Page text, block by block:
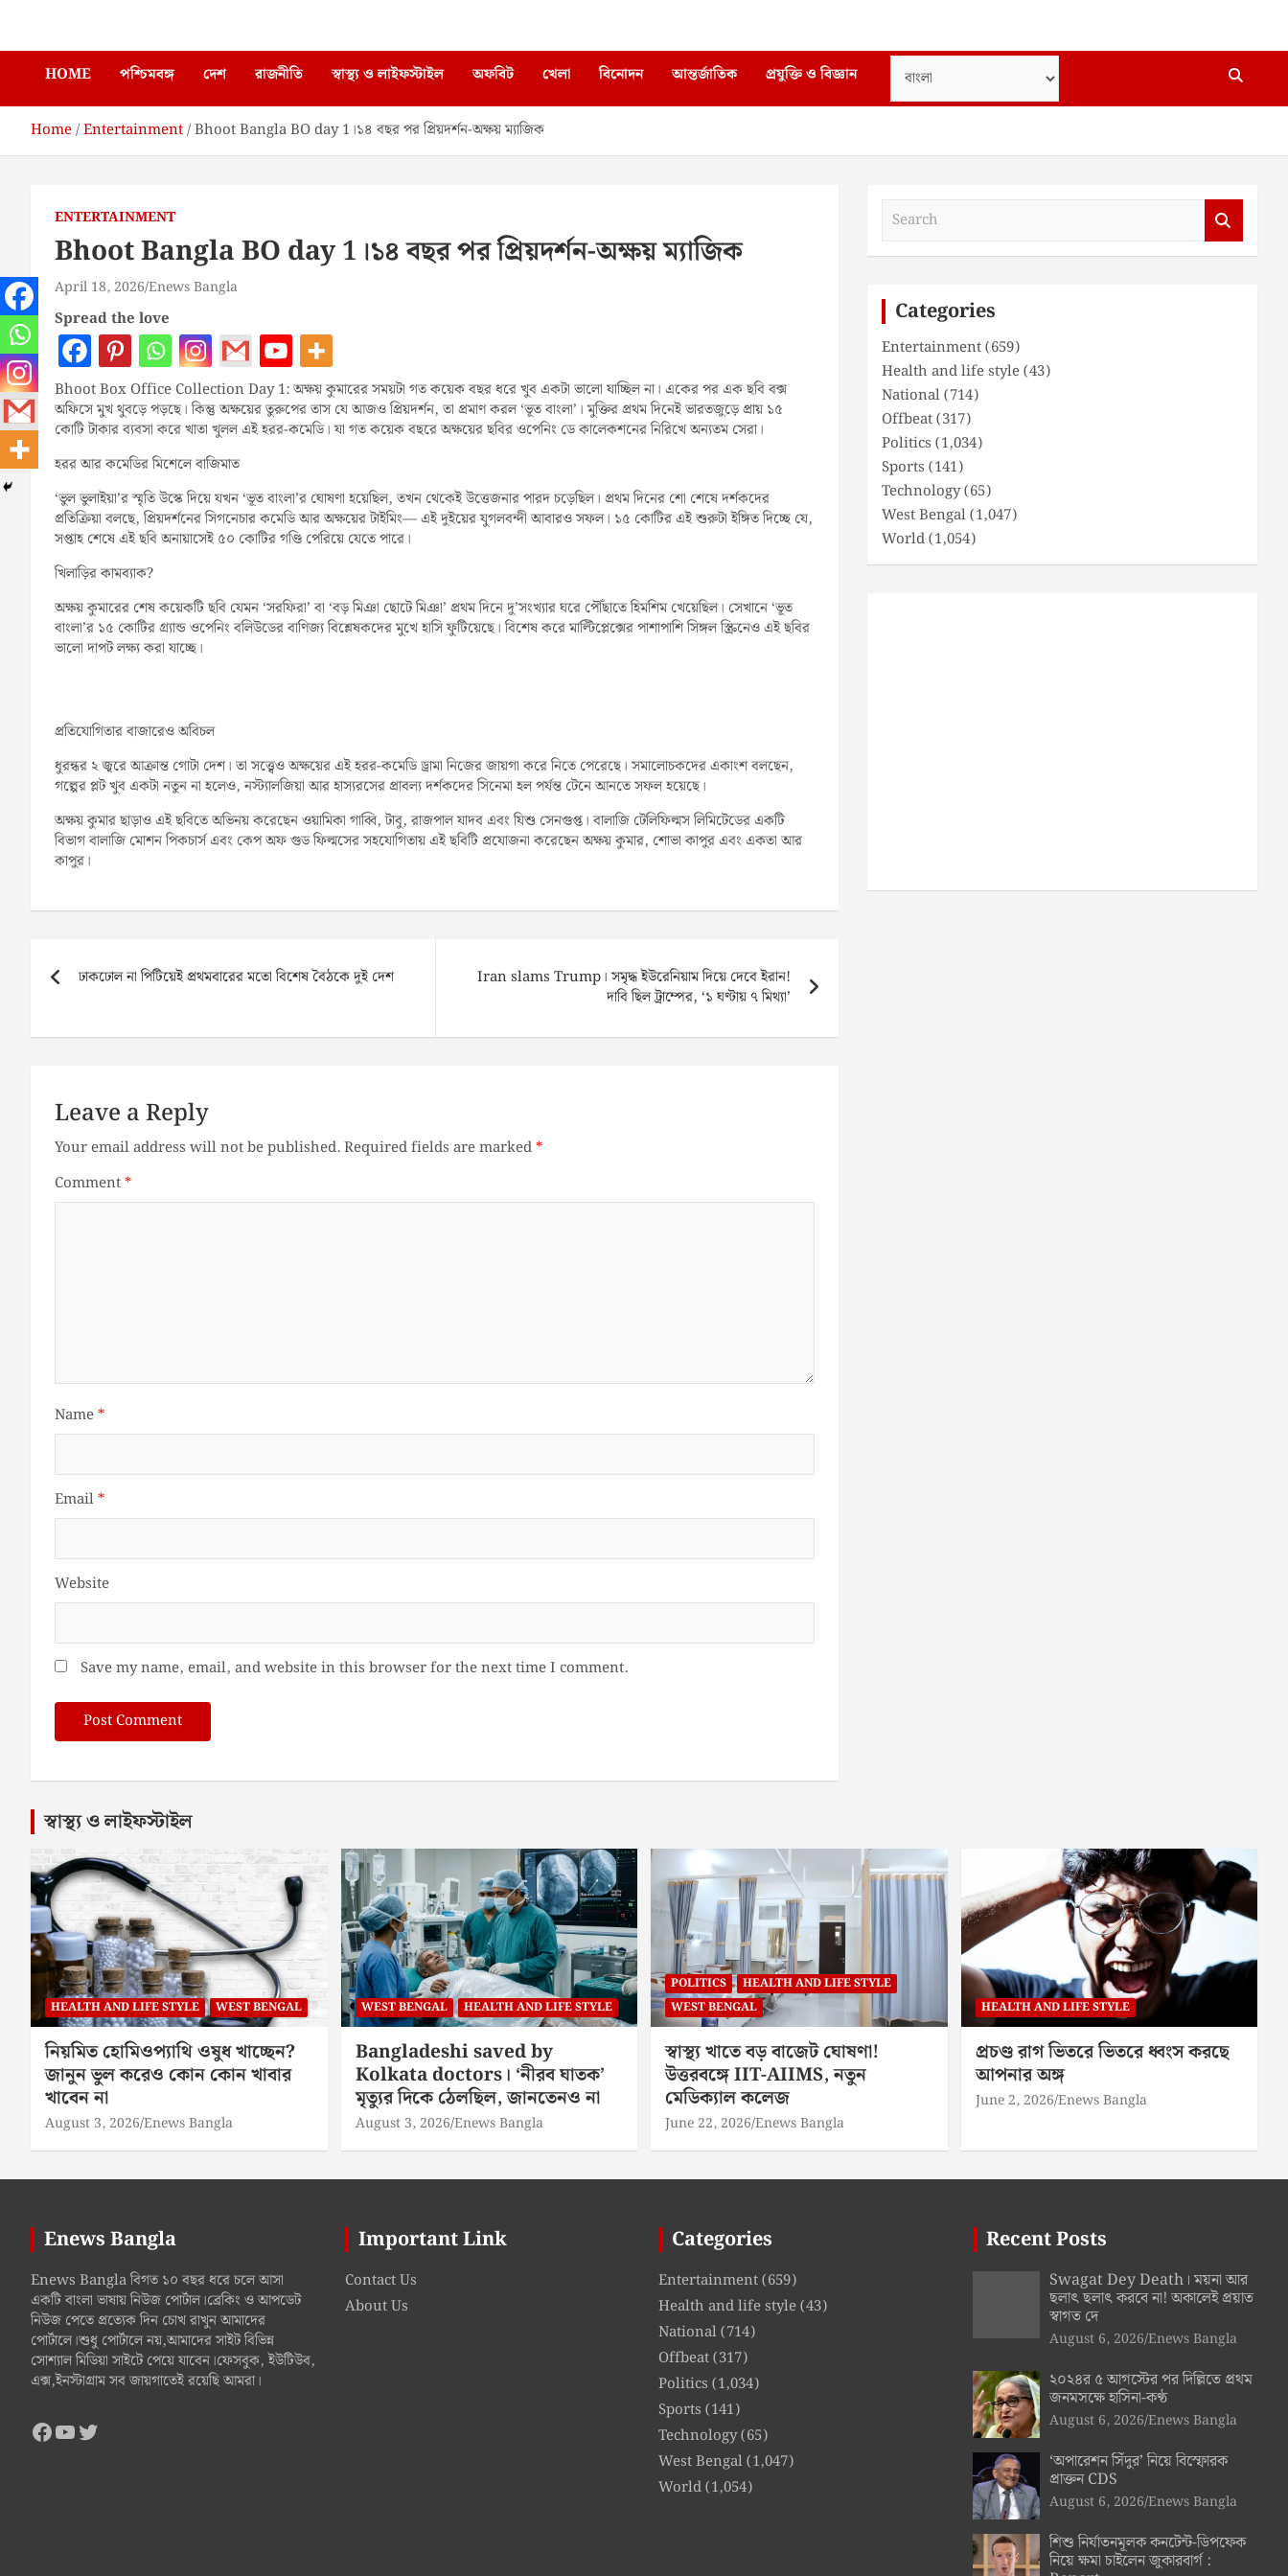
content
Enews Bangla
HOME পশ্চিমবঙ্গ দেশ রাজনীতি স্বাস্থ্য ও লাইফস্টাইল অফবিট খেলা বিনোদন আন্তর্জাতিক প্রযুক্তি ও বিজ্ঞান
Home Entertainment Bhoot Bangla BO day 1।১৪ বছর পর প্রিয়দর্শন-অক্ষয় ম্যাজিক
ENTERTAINMENT
Bhoot Bangla BO day 1।১৪ বছর পর প্রিয়দর্শন-অক্ষয় ম্যাজিক
April 18, 2026 Enews Bangla
Spread the love
Bhoot Box Office Collection Day 1: অক্ষয় কুমারের সময়টা গত কয়েক বছর ধরে খুব একটা ভালো যাচ্ছিল না। একের পর এক ছবি বক্স
অফিসে মুখ থুবড়ে পড়ছে। কিন্তু অক্ষয়ের তুরুপের তাস যে আজও প্রিয়দর্শন, তা প্রমাণ করল ‘ভূত বাংলা’। মুক্তির প্রথম দিনেই ভারতজুড়ে প্রায় ১৫
কোটি টাকার ব্যবসা করে খাতা খুলল এই হরর-কমেডি। যা গত কয়েক বছরে অক্ষয়ের ছবির ওপেনিং ডে কালেকশনের নিরিখে অন্যতম সেরা।
হরর আর কমেডির মিশেলে বাজিমাত
‘ভুল ভুলাইয়া’র স্মৃতি উস্কে দিয়ে যখন ‘ভূত বাংলা’র ঘোষণা হয়েছিল, তখন থেকেই উত্তেজনার পারদ চড়েছিল। প্রথম দিনের শো শেষে দর্শকদের
প্রতিক্রিয়া বলছে, প্রিয়দর্শনের সিগনেচার কমেডি আর অক্ষয়ের টাইমিং— এই দুইয়ের যুগলবন্দী আবারও সফল। ১৫ কোটির এই শুরুটা ইঙ্গিত দিচ্ছে যে,
সপ্তাহ শেষে এই ছবি অনায়াসেই ৫০ কোটির গণ্ডি পেরিয়ে যেতে পারে।
খিলাড়ির কামব্যাক?
অক্ষয় কুমারের শেষ কয়েকটি ছবি যেমন ‘সরফিরা’ বা ‘বড় মিঞা ছোটে মিঞা’ প্রথম দিনে দু’সংখ্যার ঘরে পৌঁছাতে হিমশিম খেয়েছিল। সেখানে ‘ভূত
বাংলা’র ১৫ কোটির গ্র্যান্ড ওপেনিং বলিউডের বাণিজ্য বিশ্লেষকদের মুখে হাসি ফুটিয়েছে। বিশেষ করে মাল্টিপ্লেক্সের পাশাপাশি সিঙ্গল স্ক্রিনেও এই ছবির
ভালো দাপট লক্ষ্য করা যাচ্ছে।
প্রতিযোগিতার বাজারেও অবিচল
ধুরন্ধর ২ জ্বরে আক্রান্ত গোটা দেশ। তা সত্ত্বেও অক্ষয়ের এই হরর-কমেডি ড্রামা নিজের জায়গা করে নিতে পেরেছে। সমালোচকদের একাংশ বলছেন,
গল্পের প্লট খুব একটা নতুন না হলেও, নস্ট্যালজিয়া আর হাস্যরসের প্রাবল্য দর্শকদের সিনেমা হল পর্যন্ত টেনে আনতে সফল হয়েছে।
অক্ষয় কুমার ছাড়াও এই ছবিতে অভিনয় করেছেন ওয়ামিকা গাব্বি, টাবু, রাজপাল যাদব এবং যিশু সেনগুপ্ত। বালাজি টেলিফিল্মস লিমিটেডের একটি
বিভাগ বালাজি মোশন পিকচার্স এবং কেপ অফ গুড ফিল্মসের সহযোগিতায় এই ছবিটি প্রযোজনা করেছেন অক্ষয় কুমার, শোভা কাপুর এবং একতা আর
কাপুর।
navigation
ঢাকঢোল না পিটিয়েই প্রথমবারের মতো বিশেষ বৈঠকে দুই দেশ
Iran slams Trump। সমৃদ্ধ ইউরেনিয়াম দিয়ে দেবে ইরান!
দাবি ছিল ট্রাম্পের, ‘১ ঘণ্টায় ৭ মিথ্যা’
Leave a Reply
Your email address will not be published.Required fields are marked*
Comment*
Name*
Email*
Website
Save my name, email, and website in this browser for the next time I comment.
Categories
Entertainment(659)
Health and life style(43)
National(714)
Offbeat(317)
Politics (1,034)
Sports (141)
Technology(65)
West Bengal(1,047)
World(1,054)
স্বাস্থ্য ও লাইফস্টাইল
HEALTH AND LIFE STYLE WEST BENGAL
নিয়মিত হোমিওপ্যাথি ওষুধ খাচ্ছেন?
জানুন ভুল করেও কোন কোন খাবার
খাবেন না
August 3, 2026 Enews Bangla
WEST BENGAL HEALTH AND LIFE STYLE
Bangladeshi saved by
Kolkata doctors। ‘নীরব ঘাতক’
মৃত্যুর দিকে ঠেলছিল, জানতেনও না
August 3, 2026 Enews Bangla
POLITICS
HEALTH AND LIFE STYLE
WEST BENGAL
স্বাস্থ্য খাতে বড় বাজেট ঘোষণা!
উত্তরবঙ্গে IIT-AIIMS, নতুন
মেডিক্যাল কলেজ
June 22, 2026 Enews Bangla
HEALTH AND LIFE STYLE
প্রচণ্ড রাগ ভিতরে ভিতরে ধ্বংস করছে
আপনার অঙ্গ
June 2, 2026 Enews Bangla
Enews Bangla
Enews Bangla বিগত ১০ বছর ধরে চলে আসা
একটি বাংলা ভাষায় নিউজ পোর্টাল।ব্রেকিং ও আপডেট
নিউজ পেতে প্রত্যেক দিন চোখ রাখুন আমাদের
পোর্টালে।শুধু পোর্টালে নয়,আমাদের সাইট বিভিন্ন
সোশ্যাল মিডিয়া সাইটে পেয়ে যাবেন।ফেসবুক, ইউটিউব,
এক্স,ইনস্টাগ্রাম সব জায়গাতেই রয়েছি আমরা।
Facebook
YouTube
Twitter
Important Link
Contact Us
About Us
Categories
Entertainment(659)
Health and life style(43)
National(714)
Offbeat(317)
Politics (1,034)
Sports (141)
Technology(65)
West Bengal(1,047)
World(1,054)
Recent Posts
Swagat Dey Death। ময়না আর
ছলাৎ ছলাৎ করবে না! অকালেই প্রয়াত
স্বাগত দে
August 6, 2026 Enews Bangla
২০২৪র ৫ আগস্টের পর দিল্লিতে প্রথম
জনমসক্ষে হাসিনা-কণ্ঠ
August 6, 2026 Enews Bangla
‘অপারেশন সিঁদুর’ নিয়ে বিস্ফোরক
প্রাক্তন CDS
August 6, 2026 Enews Bangla
শিশু নির্যাতনমূলক কনটেন্ট-ডিপফেক
নিয়ে ক্ষমা চাইলেন জুকারবার্গ :